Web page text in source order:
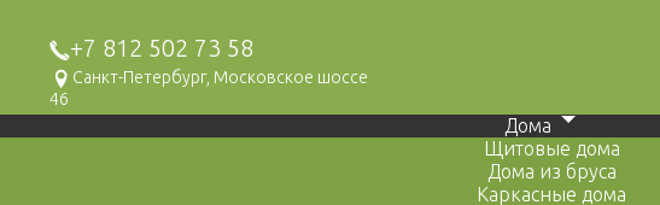
+7 812 502 73 58
Санкт-Петербург, Московское шоссе
46
Дома
Щитовые дома
Дома из бруса
Каркасные дома